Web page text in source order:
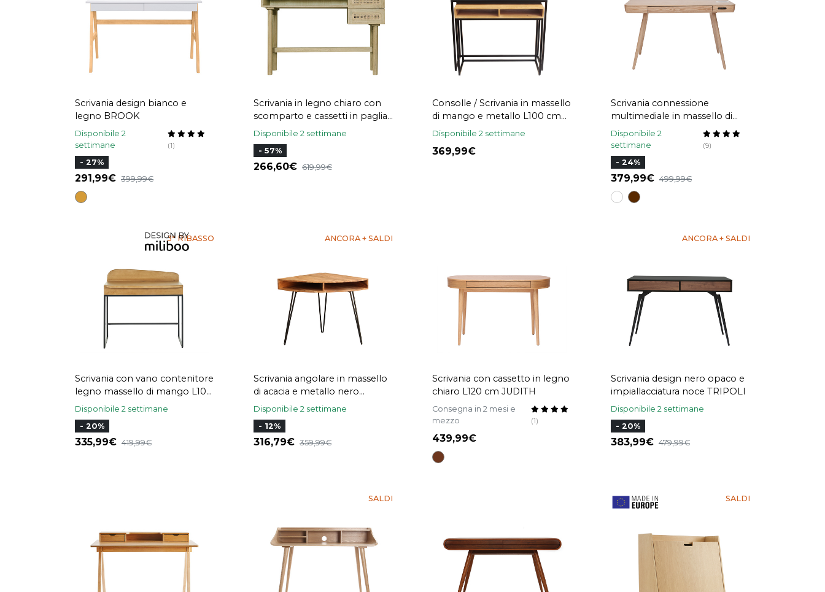
Scrivania design bianco e
legno BROOK
Disponibile 2
settimane
(1)
- 27%
291,99 399,99
Scrivania in legno chiaro con
scomparto e cassetti in paglia
di Vienna rattan L120 cm
GALINA
Disponibile 2 settimane
- 57%
266,60 619,99
Consolle / Scrivania in massello
di mango e metallo L100 cm
YPKA
Disponibile 2 settimane
369,99
Scrivania connessione
multimediale in massello di
frassino CLEVER
Disponibile 2
settimane
(9)
- 24%
379,99 499,99
3° RIBASSO
Scrivania con vano contenitore
legno massello di mango L100
cm SHIVA
Disponibile 2 settimane
- 20%
335,99 419,99
ANCORA + SALDI
Scrivania angolare in massello
di acacia e metallo nero
GOSBY
Disponibile 2 settimane
- 12%
316,79 359,99
Scrivania con cassetto in legno
chiaro L120 cm JUDITH
Consegna in 2 mesi e
mezzo
(1)
439,99
ANCORA + SALDI
Scrivania design nero opaco e
impiallacciatura noce TRIPOLI
Disponibile 2 settimane
- 20%
383,99 479,99
SALDI SALDI